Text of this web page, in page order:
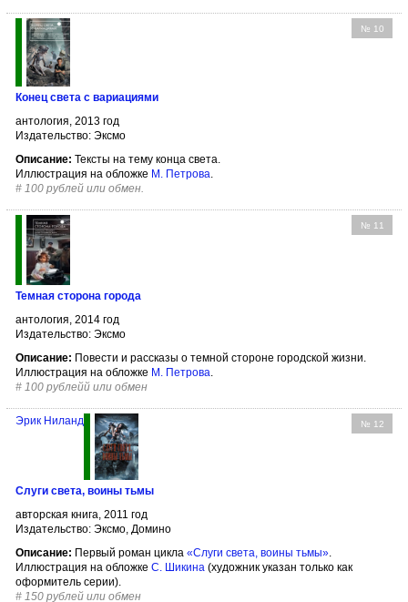
№ 10
Конец света с вариациями
антология, 2013 год
Издательство: Эксмо
Описание: Тексты на тему конца света.
Иллюстрация на обложке М. Петрова
# 100 рублей или обмен.
№ 11
Темная сторона города
антология, 2014 год
Издательство: Эксмо
Описание: Повести и рассказы о темной стороне городской жизни.
Иллюстрация на обложке М. Петрова.
# 100 рублейй или обмен
№ 12
Эрик Ниланд
Слуги света, воины тьмы
авторская книга, 2011 год
Издательство: Эксмо, Домино
Описание: Первый роман цикла «Слуги света, воины тьмы».
Иллюстрация на обложке С. Шикина (художник указан только как
оформитель серии).
# 150 рублей или обмен